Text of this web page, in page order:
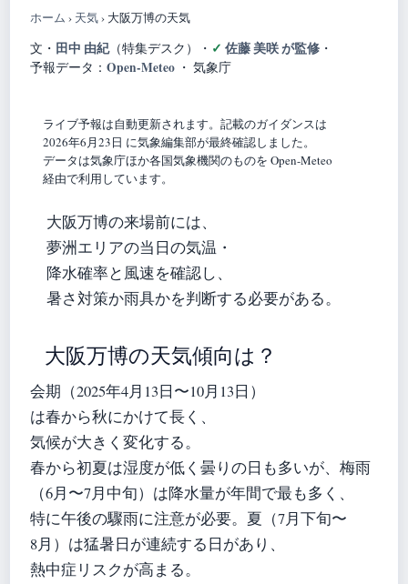
ホーム › 天気› 大阪万博の天気
文・ 田中 由紀（特集デスク） ・ 佐藤 美咲 が監修 ・
予報データ： Open-Meteo ・ 気象庁
ライブ予報は自動更新されます。記載のガイダンスは
2026年6月23日 に気象編集部が最終確認しました。
データは気象庁ほか各国気象機関のものを Open-Meteo
経由で利用しています。
大阪万博の来場前には、
夢洲エリアの当日の気温・
降水確率と風速を確認し、
暑さ対策か雨具かを判断する必要がある。
大阪万博の天気傾向は？
会期（2025年4月13日〜10月13日）
は春から秋にかけて長く、
気候が大きく変化する。
春から初夏は湿度が低く曇りの日も多いが、梅雨
（6月〜7月中旬）は降水量が年間で最も多く、
特に午後の驟雨に注意が必要。夏（7月下旬〜
8月）は猛暑日が連続する日があり、
熱中症リスクが高まる。